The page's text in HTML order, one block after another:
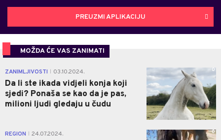
PREUZMI APLIKACIJU
MOŽDA ĆE VAS ZANIMATI
ZANIMLJIVOSTI 03.10.2024.
Da li ste ikada vidjeli konja koji
sjedi? Ponaša se kao da je pas,
milioni ljudi gledaju u čudu
0
REGION 24.07.2024. 0